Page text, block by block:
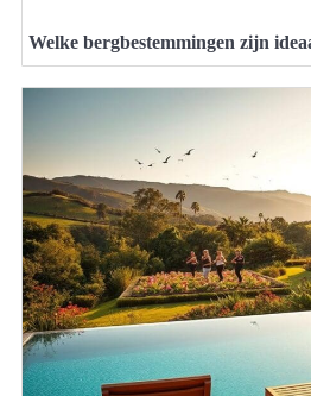
Welke bergbestemmingen zijn